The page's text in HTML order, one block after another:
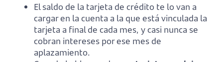
El saldo de la tarjeta de crédito te lo van a
cargar en la cuenta a la que está vinculada la
tarjeta a final de cada mes, y casi nunca se
cobran intereses por ese mes de
aplazamiento.